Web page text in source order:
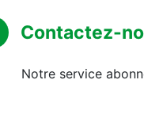
Contactez-
Notre service